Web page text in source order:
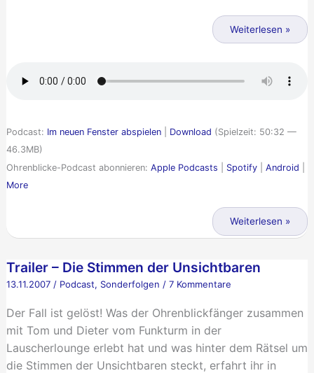
Stimmen
Weiterlesen »
Podcast: Im neuen Fenster abspielen| Download (Spielzeit: 50:32 —
46.3MB)
Ohrenblicke-Podcast abonnieren: Apple Podcasts Spotify| Android
More
Ohrenblicke
011
Die
Stimmen
Weiterlesen »
Trailer – Die Stimmen der Unsichtbaren
13.11.2007/ Podcast, Sonderfolgen / 7 Kommentare
Der Fall ist gelöst! Was der Ohrenblickfänger zusammen
mit Tom und Dieter vom Funkturm in der
Lauscherlounge erlebt hat und was hinter dem Rätsel um
die Stimmen der Unsichtbaren steckt, erfahrt ihr in